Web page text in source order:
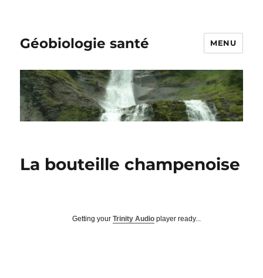
Géobiologie santé MENU
La bouteille champenoise
Getting yourTrinity Audio player ready...